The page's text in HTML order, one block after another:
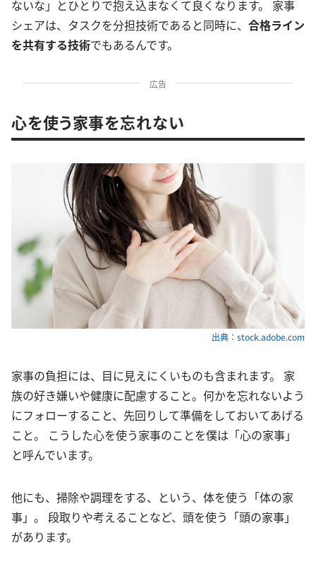
ないな」とひとりで抱え込まなくて良くなります。 家事
シェアは、タスクを分担技術であると同時に、 合格ライン
を共有する技術でもあるんです。
広告
心を使う家事を忘れない
出典：stock.adobe.com
家事の負担には、目に見えにくいものも含まれます。 家
族の好き嫌いや健康に配慮すること。何かを忘れないよう
にフォローすること、先回りして準備をしておいてあげる
こと。 こうした心を使う家事のことを僕は「心の家事」
と呼んでいます。
他にも、掃除や調理をする、という、体を使う「体の家
事」。 段取りや考えることなど、頭を使う「頭の家事」
があります。